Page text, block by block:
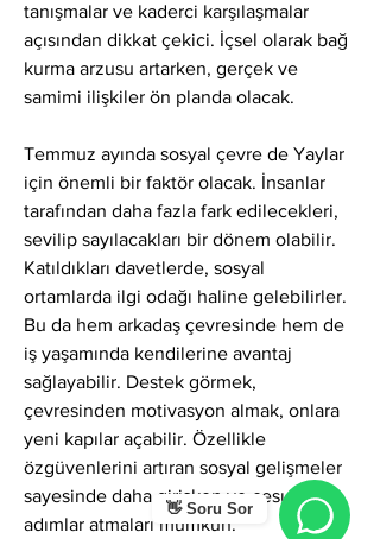
👋 Soru Sor
tanışmalar ve kaderci karşılaşmalar
açısından dikkat çekici. İçsel olarak bağ
kurma arzusu artarken, gerçek ve
samimi ilişkiler ön planda olacak.
Temmuz ayında sosyal çevre de Yaylar
için önemli bir faktör olacak. İnsanlar
tarafından daha fazla fark edilecekleri,
sevilip sayılacakları bir dönem olabilir.
Katıldıkları davetlerde, sosyal
ortamlarda ilgi odağı haline gelebilirler.
Bu da hem arkadaş çevresinde hem de
iş yaşamında kendilerine avantaj
sağlayabilir. Destek görmek,
çevresinden motivasyon almak, onlara
yeni kapılar açabilir. Özellikle
özgüvenlerini artıran sosyal gelişmeler
sayesinde daha girişken ve cesur
adımlar atmaları mümkün.